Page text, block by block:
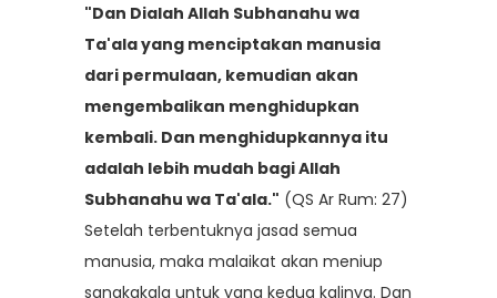
"Dan Dialah Allah Subhanahu wa
Ta'ala yang menciptakan manusia
dari permulaan, kemudian akan
mengembalikan menghidupkan
kembali. Dan menghidupkannya itu
adalah lebih mudah bagi Allah
Subhanahu wa Ta'ala." (QS Ar Rum: 27)
Setelah terbentuknya jasad semua
manusia, maka malaikat akan meniup
sangkakala untuk yang kedua kalinya. Dan